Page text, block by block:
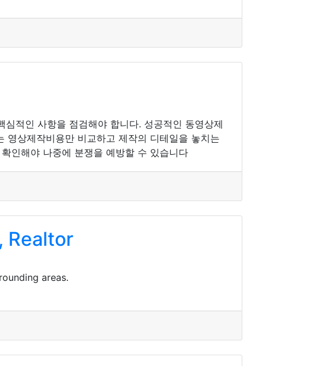
적인 사항을 점검해야 합니다. 성공적인 동영상제
상제작비용만 비교하고 제작의 디테일을 놓치는
인해야 나중에 분쟁을 예방할 수 있습니다
Realtor
areas.